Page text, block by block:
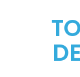
TO
DE